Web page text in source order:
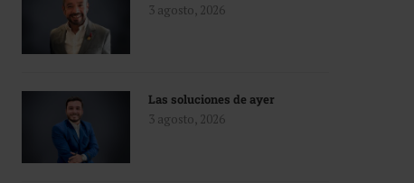
3 agosto, 2026
Las soluciones de ayer
3 agosto, 2026